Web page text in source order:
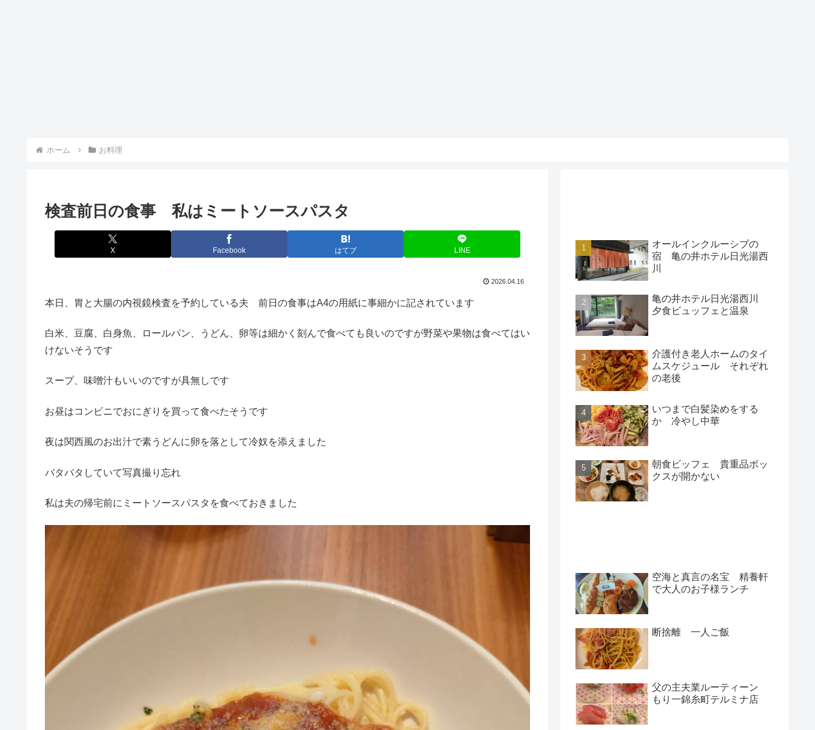
ホーム お料理
検査前日の食事 私はミートソースパスタ
X Facebook はてブ LINE
2026.04.16
本日、胃と大腸の内視鏡検査を予約している夫 前日の食事はA4の用紙に事細かに記されています
白米、豆腐、白身魚、ロールパン、うどん、卵等は細かく刻んで食べても良いのですが野菜や果物は食べてはい
けないそうです
スープ、味噌汁もいいのですが具無しです
お昼はコンビニでおにぎりを買って食べたそうです
夜は関西風のお出汁で素うどんに卵を落として冷奴を添えました
バタバタしていて写真撮り忘れ
私は夫の帰宅前にミートソースパスタを食べておきました
オールインクルーシブの
宿 亀の井ホテル日光湯西
川
亀の井ホテル日光湯西川
夕食ビュッフェと温泉
介護付き老人ホームのタイ
ムスケジュール それぞれ
の老後
いつまで白髪染めをする
か 冷やし中華
朝食ビッフェ 貴重品ボッ
クスが開かない
空海と真言の名宝 精養軒
で大人のお子様ランチ
断捨離 一人ご飯
父の主夫業ルーティーン
もり一錦糸町テルミナ店